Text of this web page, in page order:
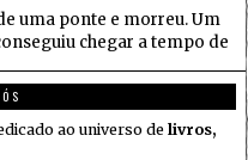
uma ponte e morreu. Um
chegar a tempo de
ao universo de livros,